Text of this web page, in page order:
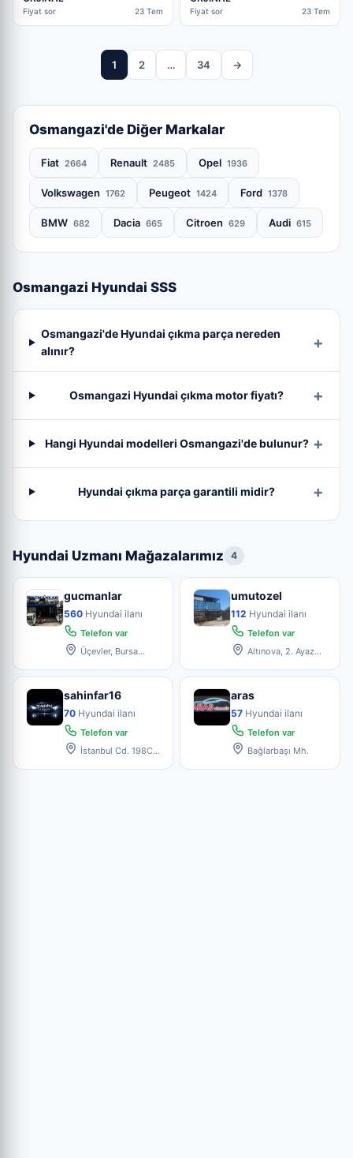
Fiyat sor 23 Tem Fiyat sor 23 Tem
1 2 … 34 →
Osmangazi'de Diğer Markalar
Fiat 2664 Renault 2485 Opel 1936
Volkswagen 1762 Peugeot 1424 Ford 1378
BMW 682 Dacia 665 Citroen 629 Audi 615
Osmangazi Hyundai SSS
Osmangazi'de Hyundai çıkma parça nereden
alınır?
Osmangazi Hyundai çıkma motor fiyatı?
Hangi Hyundai modelleri Osmangazi'de bulunur?
Hyundai çıkma parça garantili midir?
Hyundai Uzmanı Mağazalarımız 4
gucmanlar
560 Hyundai ilanı
Telefon var
Üçevler, Bursa
Blok
umutozel
112 Hyundai ilanı
Telefon var
Altınova, 2. Ayaz
Osmanga
sahinfar16
70 Hyundai ilanı
Telefon var
İstanbul Cd. 198C,
aras
57 Hyundai ilanı
Telefon var
Bağlarbaşı Mh.